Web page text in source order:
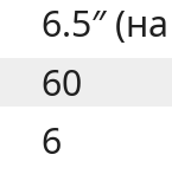
6.5″
60
6